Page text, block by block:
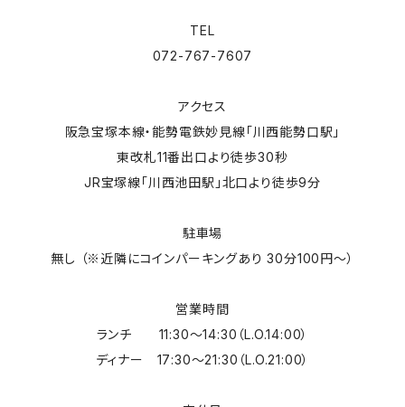
TEL
072-767-7607
アクセス
阪急宝塚本線・能勢電鉄妙見線「川西能勢口駅」
東改札11番出口より徒歩30秒
JR宝塚線「川西池田駅」北口より徒歩9分
駐車場
無し （※近隣にコインパーキングあり 30分100円～）
営業時間
ランチ 11:30～14:30（L.O.14:00）
ディナー 17:30～21:30（L.O.21:00）